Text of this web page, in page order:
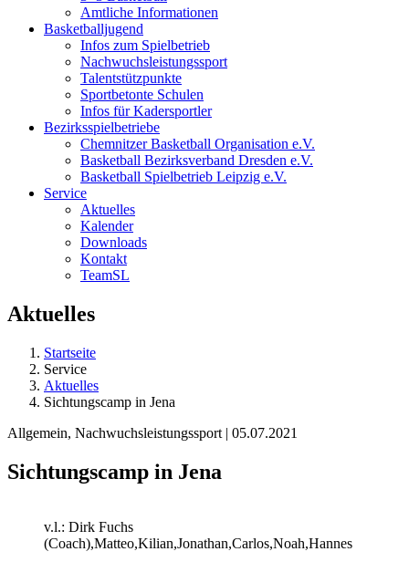
Amtliche Informationen
Basketballjugend
Infos zum Spielbetrieb
Nachwuchsleistungssport
Talentstützpunkte
Sportbetonte Schulen
Infos für Kadersportler
Bezirksspielbetriebe
Chemnitzer Basketball Organisation e.V.
Basketball Bezirksverband Dresden e.V.
Basketball Spielbetrieb Leipzig e.V.
Service
Aktuelles
Kalender
Downloads
Kontakt
TeamSL
Aktuelles
Startseite
Service
Aktuelles
Sichtungscamp in Jena
Allgemein, Nachwuchsleistungssport | 05.07.2021
Sichtungscamp in Jena
v.l.: Dirk Fuchs
(Coach),Matteo,Kilian,Jonathan,Carlos,Noah,Hannes